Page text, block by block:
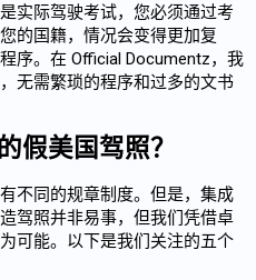
实际驾驶考试，您必须通过考
的国籍，情况会变得更加复
序。在 Official Documentz，我
无需繁琐的程序和过多的文书
假美国驾照？
不同的规章制度。但是，集成
驾照并非易事，但我们凭借卓
可能。以下是我们关注的五个